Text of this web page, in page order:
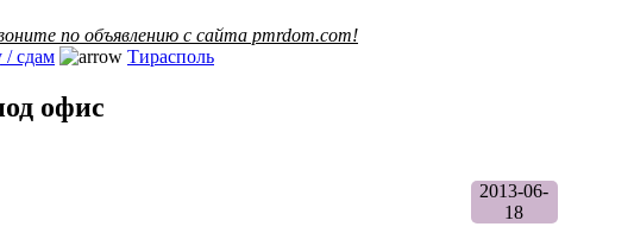
по объявлению с сайта pmrdom.com!
сдам Тирасполь
офис
2013-06-
18